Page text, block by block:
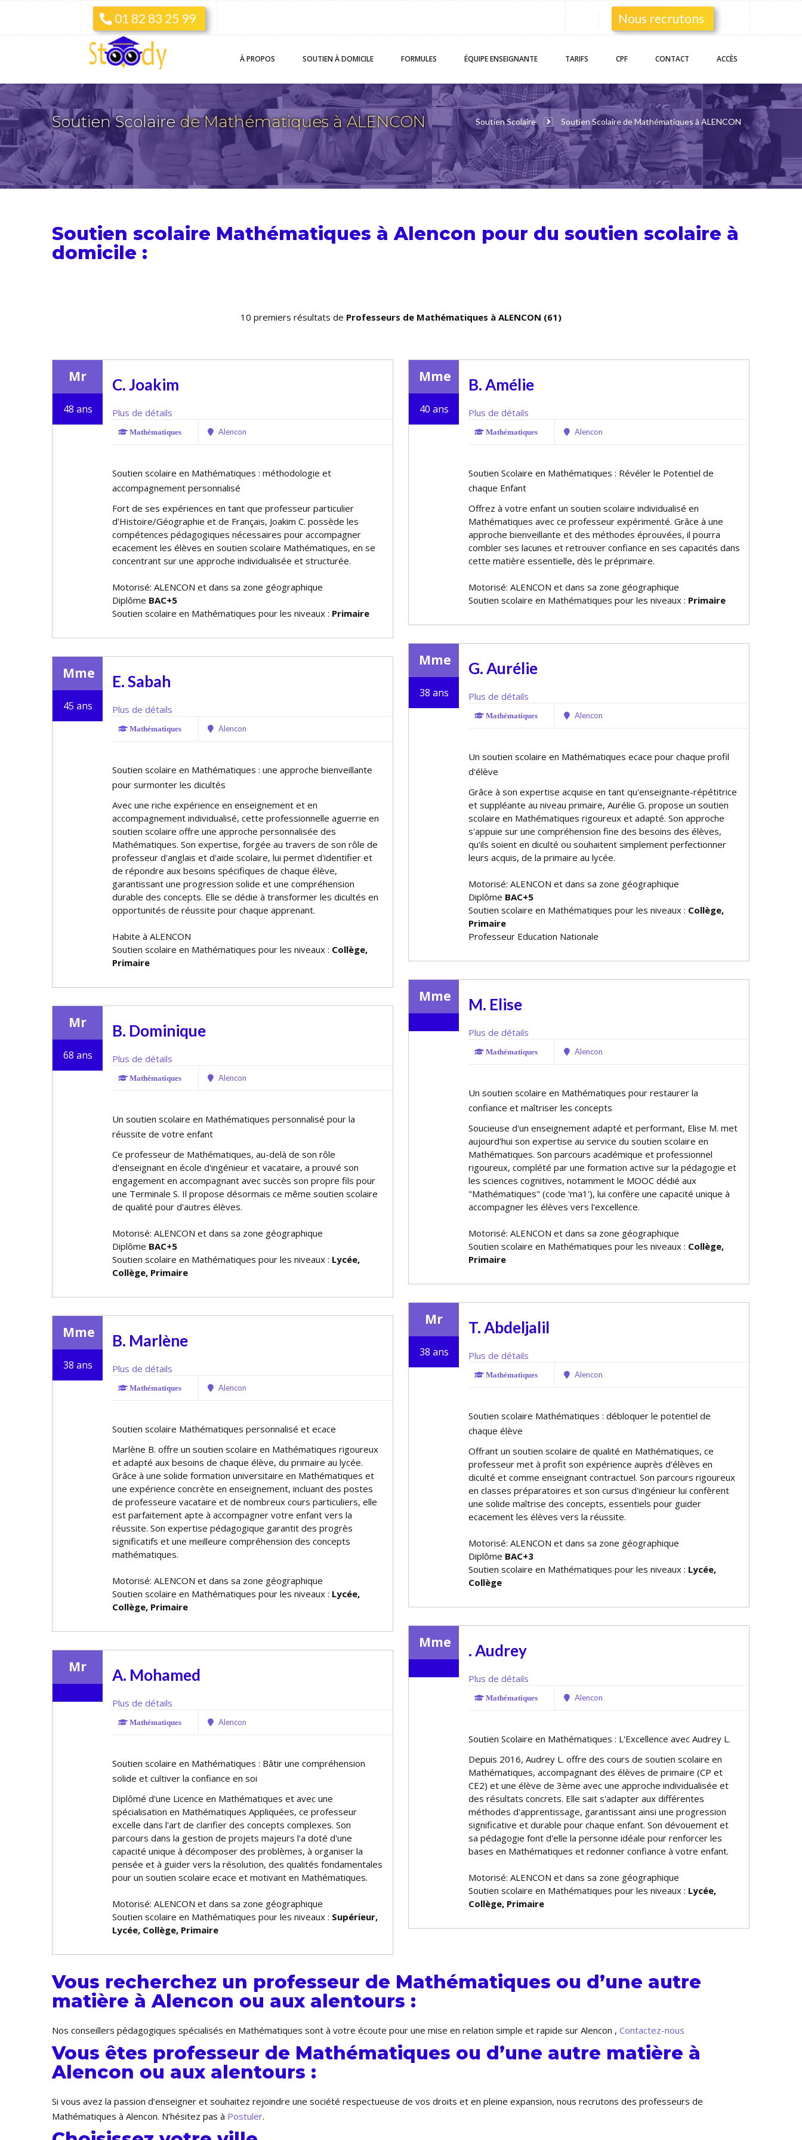
01 82 83 25 99 Nous recrutons
À PROPOS SOUTIENÀ DOMICILE FORMULES ÉQUIPEENSEIGNANTE TARIFS CPF CONTACT ACCÈS
Soutien Scolairede Mathématiques à ALENCON Soutien Scolaire Soutien Scolaire de Mathématiques à ALENCON
Soutien scolaire Mathématiques à Alencon pour du soutien scolaire à
domicile :
10 premiers résultats de Professeurs de Mathématiques à ALENCON (61)
Mr
48 ans
C. Joakim
Plus de détails
Mathématiques Alencon
Soutien scolaire en Mathématiques : méthodologie et
accompagnement personnalisé
Fort de ses expériences en tant que professeur particulier
d'Histoire/Géographie et de Français, Joakim C. possède les
compétences pédagogiques nécessaires pour accompagner
efficacement les élèves en soutien scolaire Mathématiques, en se
concentrant sur une approche individualisée et structurée.
Motorisé: ALENCON et dans sa zone géographique
Diplôme BAC+5
Soutien scolaire en Mathématiques pour les niveaux : Primaire
Mme
40 ans
B. Amélie
Plus de détails
Mathématiques Alencon
Soutien Scolaire en Mathématiques : Révéler le Potentiel de
chaque Enfant
Offrez à votre enfant un soutien scolaire individualisé en
Mathématiques avec ce professeur expérimenté. Grâce à une
approche bienveillante et des méthodes éprouvées, il pourra
combler ses lacunes et retrouver confiance en ses capacités dans
cette matière essentielle, dès le préprimaire.
Motorisé: ALENCON et dans sa zone géographique
Soutien scolaire en Mathématiques pour les niveaux : Primaire
Mme
38 ans
G. Aurélie
Plus de détails
Mathématiques Alencon
Un soutien scolaire en Mathématiques efficace pour chaque profil
d'élève
Grâce à son expertise acquise en tant qu'enseignante-répétitrice
et suppléante au niveau primaire, Aurélie G. propose un soutien
scolaire en Mathématiques rigoureux et adapté. Son approche
s'appuie sur une compréhension fine des besoins des élèves,
qu'ils soient en difficulté ou souhaitent simplement perfectionner
leurs acquis, de la primaire au lycée.
Motorisé: ALENCON et dans sa zone géographique
Diplôme BAC+5
Soutien scolaire en Mathématiques pour les niveaux : Collège,
Primaire
Professeur Education Nationale
Mme
45 ans
E. Sabah
Plus de détails
Mathématiques Alencon
Soutien scolaire en Mathématiques : une approche bienveillante
pour surmonter les difficultés
Avec une riche expérience en enseignement et en
accompagnement individualisé, cette professionnelle aguerrie en
soutien scolaire offre une approche personnalisée des
Mathématiques. Son expertise, forgée au travers de son rôle de
professeur d'anglais et d'aide scolaire, lui permet d'identifier et
de répondre aux besoins spécifiques de chaque élève,
garantissant une progression solide et une compréhension
durable des concepts. Elle se dédie à transformer les difficultés en
opportunités de réussite pour chaque apprenant.
Habite à ALENCON
Soutien scolaire en Mathématiques pour les niveaux : Collège,
Primaire
Mme M. Elise
Plus de détails
Mathématiques Alencon
Un soutien scolaire en Mathématiques pour restaurer la
confiance et maîtriser les concepts
Soucieuse d'un enseignement adapté et performant, Elise M. met
aujourd'hui son expertise au service du soutien scolaire en
Mathématiques. Son parcours académique et professionnel
rigoureux, complété par une formation active sur la pédagogie et
les sciences cognitives, notamment le MOOC dédié aux
"Mathématiques" (code 'ma1'), lui confère une capacité unique à
accompagner les élèves vers l'excellence.
Motorisé: ALENCON et dans sa zone géographique
Soutien scolaire en Mathématiques pour les niveaux : Collège,
Primaire
Mr
68 ans
B. Dominique
Plus de détails
Mathématiques Alencon
Un soutien scolaire en Mathématiques personnalisé pour la
réussite de votre enfant
Ce professeur de Mathématiques, au-delà de son rôle
d'enseignant en école d'ingénieur et vacataire, a prouvé son
engagement en accompagnant avec succès son propre fils pour
une Terminale S. Il propose désormais ce même soutien scolaire
de qualité pour d'autres élèves.
Motorisé: ALENCON et dans sa zone géographique
Diplôme BAC+5
Soutien scolaire en Mathématiques pour les niveaux : Lycée,
Collège, Primaire
Mr
38 ans
T. Abdeljalil
Plus de détails
Mathématiques Alencon
Soutien scolaire Mathématiques : débloquer le potentiel de
chaque élève
Offrant un soutien scolaire de qualité en Mathématiques, ce
professeur met à profit son expérience auprès d'élèves en
difficulté et comme enseignant contractuel. Son parcours rigoureux
en classes préparatoires et son cursus d'ingénieur lui confèrent
une solide maîtrise des concepts, essentiels pour guider
efficacement les élèves vers la réussite.
Motorisé: ALENCON et dans sa zone géographique
Diplôme BAC+3
Soutien scolaire en Mathématiques pour les niveaux : Lycée,
Collège
Mme
38 ans
B. Marlène
Plus de détails
Mathématiques Alencon
Soutien scolaire Mathématiques personnalisé et efficace
Marlène B. offre un soutien scolaire en Mathématiques rigoureux
et adapté aux besoins de chaque élève, du primaire au lycée.
Grâce à une solide formation universitaire en Mathématiques et
une expérience concrète en enseignement, incluant des postes
de professeure vacataire et de nombreux cours particuliers, elle
est parfaitement apte à accompagner votre enfant vers la
réussite. Son expertise pédagogique garantit des progrès
significatifs et une meilleure compréhension des concepts
mathématiques.
Motorisé: ALENCON et dans sa zone géographique
Soutien scolaire en Mathématiques pour les niveaux : Lycée,
Collège, Primaire
Mme . Audrey
Plus de détails
Mathématiques Alencon
Soutien Scolaire en Mathématiques : L'Excellence avec Audrey L.
Depuis 2016, Audrey L. offre des cours de soutien scolaire en
Mathématiques, accompagnant des élèves de primaire (CP et
CE2) et une élève de 3ème avec une approche individualisée et
des résultats concrets. Elle sait s'adapter aux différentes
méthodes d'apprentissage, garantissant ainsi une progression
significative et durable pour chaque enfant. Son dévouement et
sa pédagogie font d'elle la personne idéale pour renforcer les
bases en Mathématiques et redonner confiance à votre enfant.
Motorisé: ALENCON et dans sa zone géographique
Soutien scolaire en Mathématiques pour les niveaux : Lycée,
Collège, Primaire
Mr A. Mohamed
Plus de détails
Mathématiques Alencon
Soutien scolaire en Mathématiques : Bâtir une compréhension
solide et cultiver la confiance en soi
Diplômé d'une Licence en Mathématiques et avec une
spécialisation en Mathématiques Appliquées, ce professeur
excelle dans l'art de clarifier des concepts complexes. Son
parcours dans la gestion de projets majeurs l'a doté d'une
capacité unique à décomposer des problèmes, à organiser la
pensée et à guider vers la résolution, des qualités fondamentales
pour un soutien scolaire efficace et motivant en Mathématiques.
Motorisé: ALENCON et dans sa zone géographique
Soutien scolaire en Mathématiques pour les niveaux : Supérieur,
Lycée, Collège, Primaire
Vous recherchez un professeur de Mathématiques ou d’une autre
matière à Alencon ou aux alentours :
Nos conseillers pédagogiques spécialisés en Mathématiques sont à votre écoute pour une mise en relation simple et rapide sur Alencon , Contactez-nous
Vous êtes professeur de Mathématiques ou d’une autre matière à
Alencon ou aux alentours :
Si vous avez la passion d’enseigner et souhaitez rejoindre une société respectueuse de vos droits et en pleine expansion, nous recrutons des professeurs de
Mathématiques à Alencon. N’hésitez pas à Postuler.